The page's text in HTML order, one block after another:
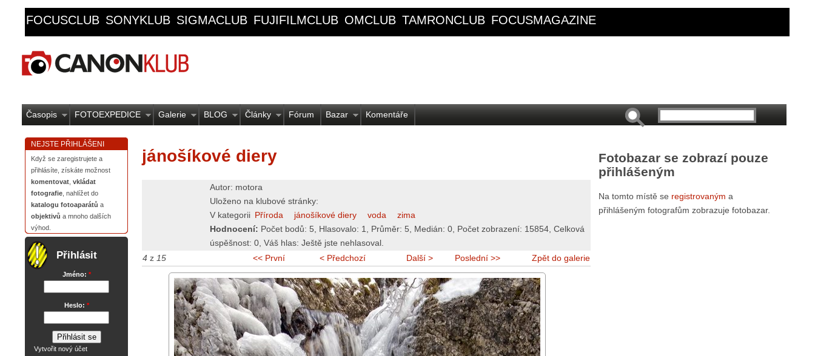
FOCUSCLUB SONYKLUB SIGMACLUB FUJIFILMCLUB OMCLUB TAMRONCLUB FOCUSMAGAZINE
Časopis FOTOEXPEDICE Galerie BLOG Články Fórum Bazar Komentáře
NEJSTE PŘIHLÁŠENI
Když se zaregistrujete a
přihlásíte, získáte možnost
komentovat vkládat
fotografie , nahlížet do
katalogu fotoaparátů a
objektivů a mnoho dalších
výhod.
Přihlásit
Jméno: *
Heslo: *
Vytvořit nový účet
jánošíkové diery
Autor: motora
Uloženo na klubové stránky:
V kategorii Příroda jánošíkové diery voda
zima
Hodnocení: Počet bodů: 5 , Hlasovalo: 1 , Průměr: 5 , Medián: 0 , Počet zobrazení: 15854 , Celková
úspěšnost: 0 , Váš hlas: Ještě jste nehlasoval.
4 z 15 << První < Předchozí Další > Poslední >> Zpět do galerie
Fotobazar se zobrazí pouze
přihlášeným
Na tomto místě se registrovaným a
přihlášeným fotografům zobrazuje fotobazar.